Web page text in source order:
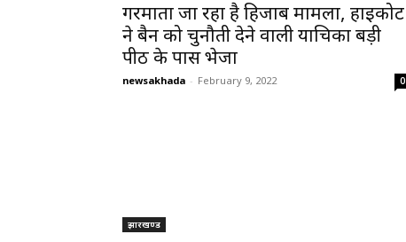
गरमाता जा रहा है हिजाब मामला, हाईकोर्ट
ने बैन को चुनौती देने वाली याचिका बड़ी
पीठ के पास भेजा
newsakhada - February 9, 2022 0
झारखण्ड